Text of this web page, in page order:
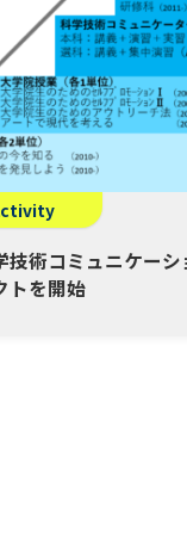
技術コミュニケー
トを開始